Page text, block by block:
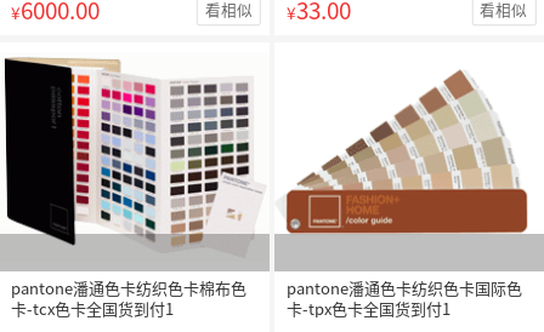
¥6000.00 看相似 ¥33.00 看相似
pantone潘通色卡纺织色卡棉布色
卡-tcx色卡全国货到付1
pantone潘通色卡纺织色卡国际色
卡-tpx色卡全国货到付1